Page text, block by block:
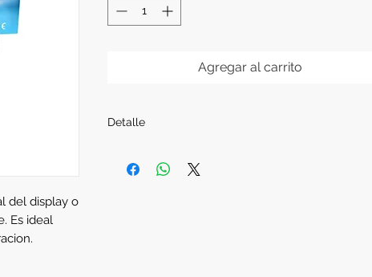
del display o
Es ideal
Agregar al carrito
Detalle